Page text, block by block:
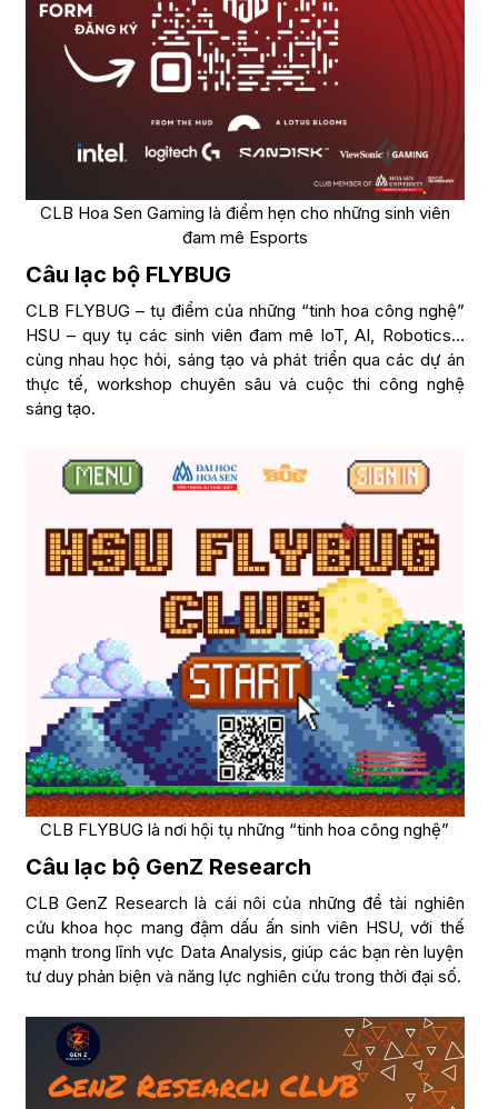
CLB Hoa Sen Gaming là điểm hẹn cho những sinh viên
đam mê Esports
Câu lạc bộ FLYBUG
CLB FLYBUG – tụ điểm của những “tinh hoa công nghệ”
HSU – quy tụ các sinh viên đam mê IoT, AI, Robotics…
cùng nhau học hỏi, sáng tạo và phát triển qua các dự án
thực tế, workshop chuyên sâu và cuộc thi công nghệ
sáng tạo.
CLB FLYBUG là nơi hội tụ những “tinh hoa công nghệ”
Câu lạc bộ GenZ Research
CLB GenZ Research là cái nôi của những đề tài nghiên
cứu khoa học mang đậm dấu ấn sinh viên HSU, với thế
mạnh trong lĩnh vực Data Analysis, giúp các bạn rèn luyện
tư duy phản biện và năng lực nghiên cứu trong thời đại số.